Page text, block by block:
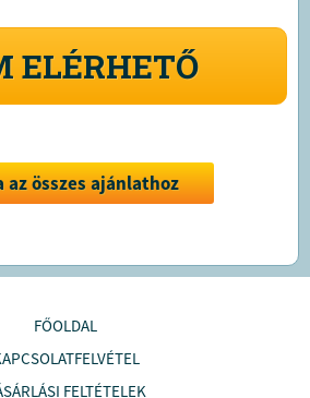
ELÉRHETŐ
az összes ajánlathoz
FŐOLDAL
FELTÉTELEK